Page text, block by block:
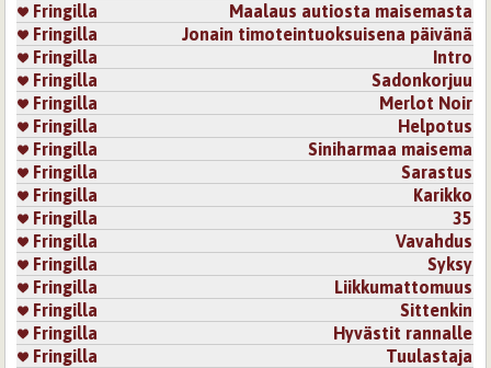
Fringilla
Maalaus autiosta maisemasta
Fringilla
Jonain timoteintuoksuisena päivänä
Fringilla
Intro
Fringilla
Sadonkorjuu
Fringilla
Merlot Noir
Fringilla
Helpotus
Fringilla
Siniharmaa maisema
Fringilla
Sarastus
Fringilla
Karikko
Fringilla
35
Fringilla
Vavahdus
Fringilla
Syksy
Fringilla
Liikkumattomuus
Fringilla
Sittenkin
Fringilla
Hyvästit rannalle
Fringilla
Tuulastaja